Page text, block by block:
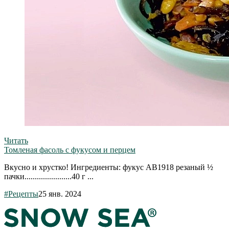
Читать
Томленая фасоль с фукусом и перцем
Вкусно и хрустко! Ингредиенты: фукус АВ1918 резаный ½
пачки.......................40 г ...
#Рецепты25 янв. 2024